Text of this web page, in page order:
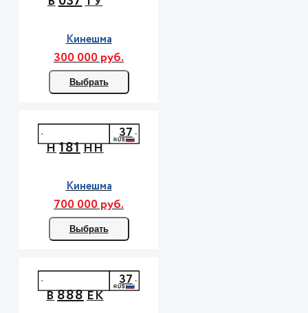
Кинешма
300 000 руб.
Выбрать
Н181НН
37
Кинешма
700 000 руб.
Выбрать
В888ЕК
37